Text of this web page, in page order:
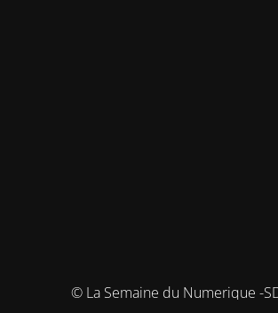
© La Semaine du Numerique -